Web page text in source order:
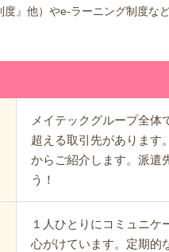
度』他）やe-ラーニング制度な
メイテックグループ全体
超える取引先があります
からご紹介します。派遣
う！
１人ひとりにコミュニ
心がけています。定期的